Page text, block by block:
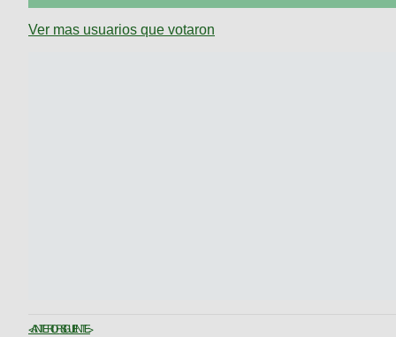
Ver mas usuarios que votaron
< ANTERIORSIGUIENTE >